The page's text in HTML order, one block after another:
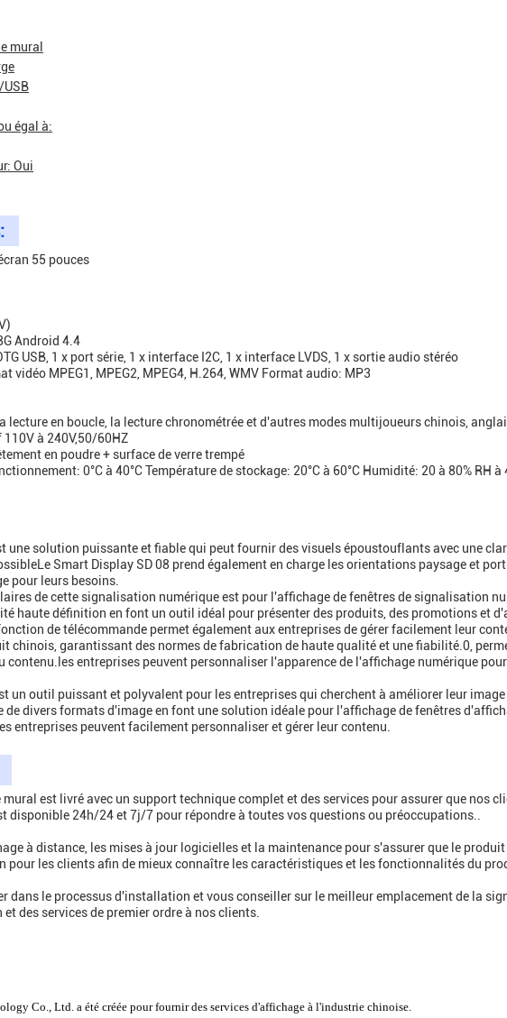
mural
USB
égal à:
Oui
55 pouces
Android 4.4
USB, 1 x port série, 1 x interface I2C, 1 x interface LVDS, 1 x sortie audio stéréo
MPEG1, MPEG2, MPEG4, H.264, WMV Format audio: MP3
lecture en boucle, la lecture chronométrée et d'autres modes multijoueurs chinois,
à 240V,50/60HZ
en poudre + surface de verre trempé
0°C à 40°C Température de stockage: 20°C à 60°C Humidité: 20 à 80% RH à
une solution puissante et fiable qui peut fournir des visuels époustouflants avec une
Smart Display SD 08 prend également en charge les orientations paysage et
pour leurs besoins.
de cette signalisation numérique est pour l'affichage de fenêtres de signalisation
haute définition en font un outil idéal pour présenter des produits, des promotions et
de télécommande permet également aux entreprises de gérer facilement leur
chinois, garantissant des normes de fabrication de haute qualité et une fiabilité.0,
entreprises peuvent personnaliser l'apparence de l'affichage numérique
un outil puissant et polyvalent pour les entreprises qui cherchent à améliorer leur
de divers formats d'image en font une solution idéale pour l'affichage de fenêtres
entreprises peuvent facilement personnaliser et gérer leur contenu.
est livré avec un support technique complet et des services pour assurer que nos
disponible 24h/24 et 7j/7 pour répondre à toutes vos questions ou préoccupations..
à distance, les mises à jour logicielles et la maintenance pour s'assurer que le
pour les clients afin de mieux connaître les caractéristiques et les fonctionnalités du
dans le processus d'installation et vous conseiller sur le meilleur emplacement de la
des services de premier ordre à nos clients.
Co., Ltd. a été créée pour fournir des services d'affichage à l'industrie chinoise.